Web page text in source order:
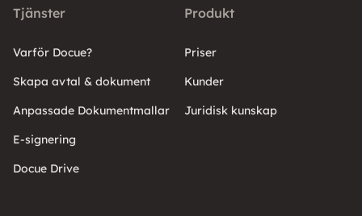
Tjänster
Varför Docue?
Skapa avtal & dokument
Anpassade Dokumentmallar
E-signering
Docue Drive
Produkt
Priser
Kunder
Juridisk kunskap